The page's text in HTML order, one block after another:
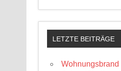
LETZTE BEITRÄGE
Wohnungsbrand